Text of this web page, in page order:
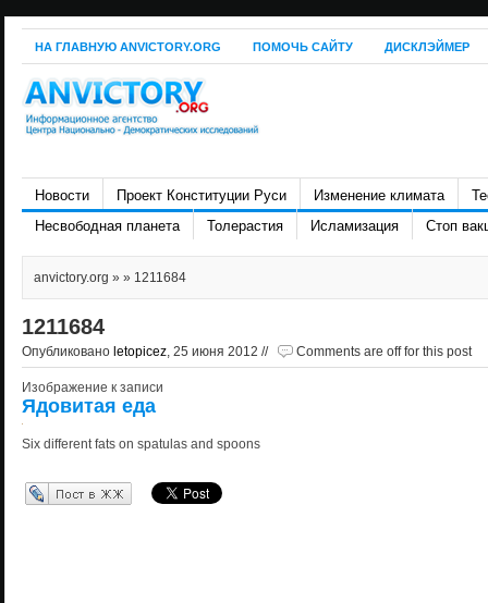
НА ГЛАВНУЮ ANVICTORY.ORG ПОМОЧЬ САЙТУ ДИСКЛЭЙМЕР
Новости Проект Конституции Руси Изменение климата
Несвободная планета
Толерастия Исламизация Стоп
anvictory.org » » 1211684
1211684
Опубликовано letopicez, 25 июня 2012 // Comments are off for this post
Изображение к записи
Ядовитая еда
Six different fats on spatulas and spoons
Перепост в ЖЖ